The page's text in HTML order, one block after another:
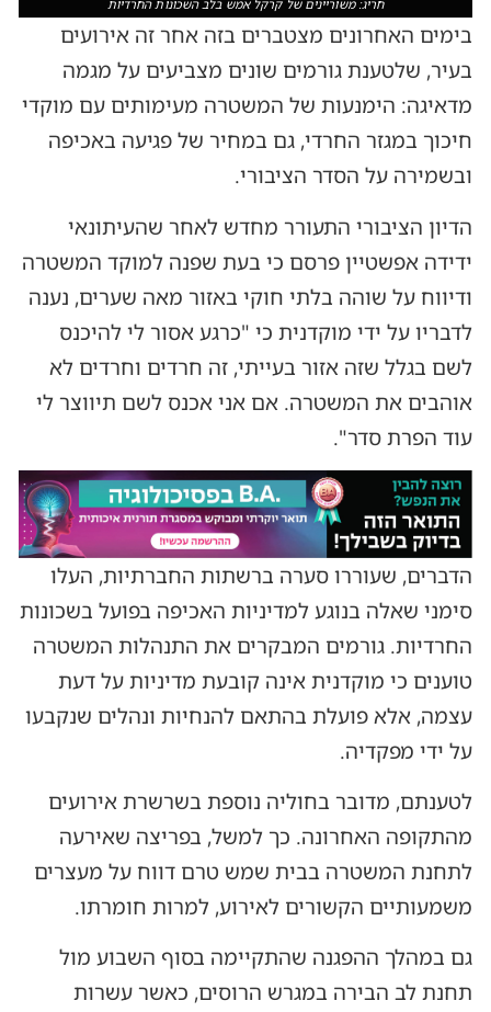
חריג: משוריינים של קרקל אמש בלב השכונות החרדיות
בימים האחרונים מצטברים בזה אחר זה אירועים
בעיר, שלטענת גורמים שונים מצביעים על מגמה
מדאיגה: הימנעות של המשטרה מעימותים עם מוקדי
חיכוך במגזר החרדי, גם במחיר של פגיעה באכיפה
ובשמירה על הסדר הציבורי.
הדיון הציבורי התעורר מחדש לאחר שהעיתונאי
ידידה אפשטיין פרסם כי בעת שפנה למוקד המשטרה
ודיווח על שוהה בלתי חוקי באזור מאה שערים, נענה
לדבריו על ידי מוקדנית כי "כרגע אסור לי להיכנס
לשם בגלל שזה אזור בעייתי, זה חרדים וחרדים לא
אוהבים את המשטרה. אם אני אכנס לשם תיווצר לי
עוד הפרת סדר".
הדברים, שעוררו סערה ברשתות החברתיות, העלו
סימני שאלה בנוגע למדיניות האכיפה בפועל בשכונות
החרדיות. גורמים המבקרים את התנהלות המשטרה
טוענים כי מוקדנית אינה קובעת מדיניות על דעת
עצמה, אלא פועלת בהתאם להנחיות ונהלים שנקבעו
על ידי מפקדיה.
לטענתם, מדובר בחוליה נוספת בשרשרת אירועים
מהתקופה האחרונה. כך למשל, בפריצה שאירעה
לתחנת המשטרה בבית שמש טרם דווח על מעצרים
משמעותיים הקשורים לאירוע, למרות חומרתו.
גם במהלך ההפגנה שהתקיימה בסוף השבוע מול
תחנת לב הבירה במגרש הרוסים, כאשר עשרות